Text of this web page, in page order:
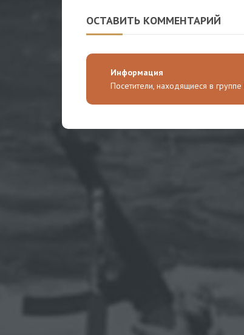
ОСТАВИТЬ КОММЕНТАРИЙ
Информация
Посетители, находящиеся в группе